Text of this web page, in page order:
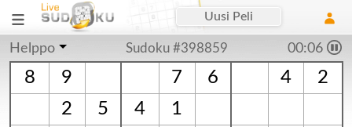
Uusi Peli
Helppo Sudoku #398859 00:06
8 9 7 6 4
2
2
5 4
1